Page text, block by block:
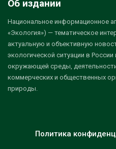
Об издании
Национальное информационное
«Экология») — тематическое
актуальную и объективную
экологической ситуации в
окружающей среды,
коммерческих и общественных
природы.
Политика